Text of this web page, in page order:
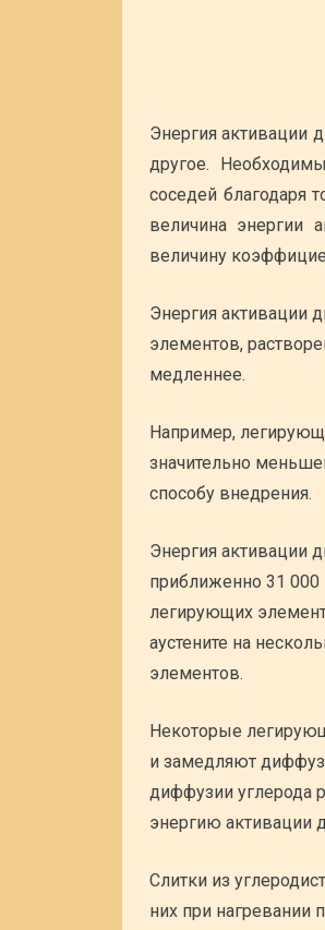
Энергия активации
другое.
соседей благодаря
величина энергии
величину
Энергия активации
элементов,
медленнее.
Например,
значительно
способу внедрения.
Энергия активации
приближенно 31 000
легирующих
аустените на
элементов.
Некоторые
и замедляют
диффузии углерода
энергию активации
Слитки из
них при нагревании